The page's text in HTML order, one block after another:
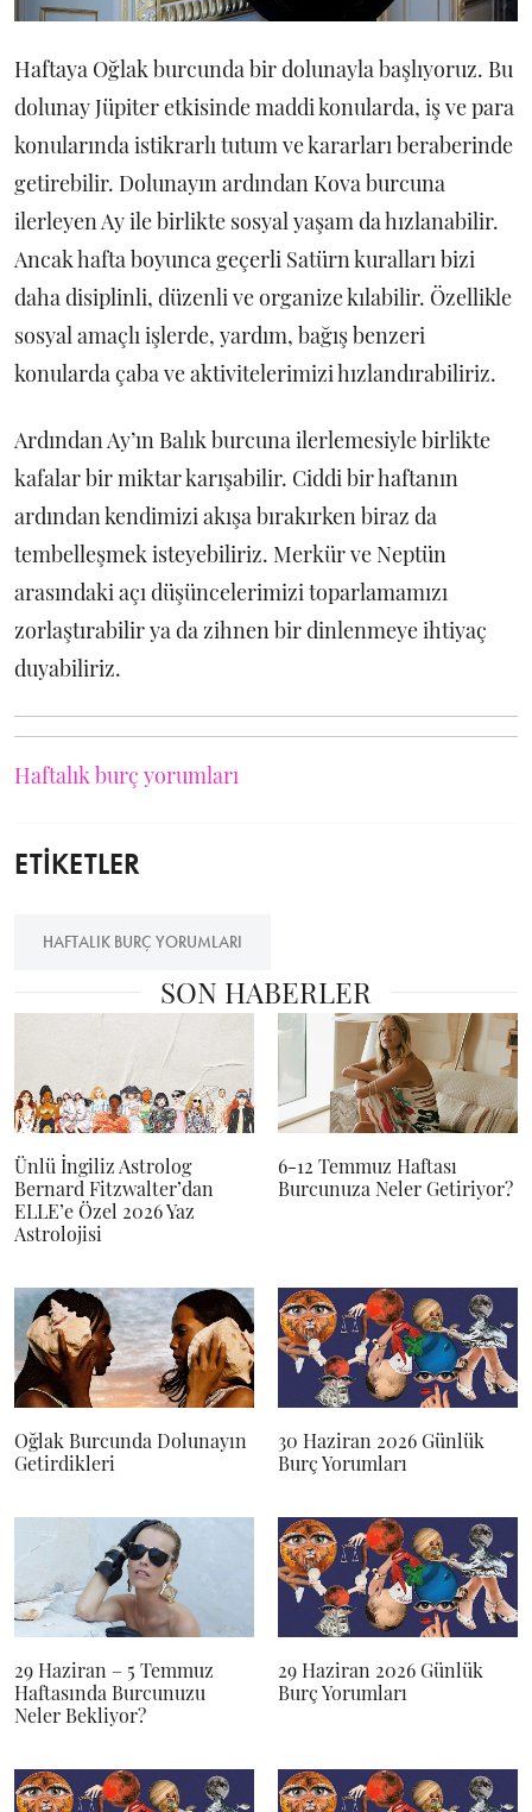
Haftaya Oğlak burcunda bir dolunayla başlıyoruz. Bu
dolunay Jüpiter etkisinde maddi konularda, iş ve para
konularında istikrarlı tutum ve kararları beraberinde
getirebilir. Dolunayın ardından Kova burcuna
ilerleyen Ay ile birlikte sosyal yaşam da hızlanabilir.
Ancak hafta boyunca geçerli Satürn kuralları bizi
daha disiplinli, düzenli ve organize kılabilir. Özellikle
sosyal amaçlı işlerde, yardım, bağış benzeri
konularda çaba ve aktivitelerimizi hızlandırabiliriz.
Ardından Ay’ın Balık burcuna ilerlemesiyle birlikte
kafalar bir miktar karışabilir. Ciddi bir haftanın
ardından kendimizi akışa bırakırken biraz da
tembelleşmek isteyebiliriz. Merkür ve Neptün
arasındaki açı düşüncelerimizi toparlamamızı
zorlaştırabilir ya da zihnen bir dinlenmeye ihtiyaç
duyabiliriz.
Haftalık burç yorumları
ETİKETLER
HAFTALIK BURÇ YORUMLARI
SON HABERLER
Ünlü İngiliz Astrolog
Bernard Fitzwalter’dan
ELLE’e Özel 2026 Yaz
Astrolojisi
6-12 Temmuz Haftası
Burcunuza Neler Getiriyor?
Oğlak Burcunda Dolunayın
Getirdikleri
30 Haziran 2026 Günlük
Burç Yorumları
29 Haziran – 5 Temmuz
Haftasında Burcunuzu
Neler Bekliyor?
29 Haziran 2026 Günlük
Burç Yorumları